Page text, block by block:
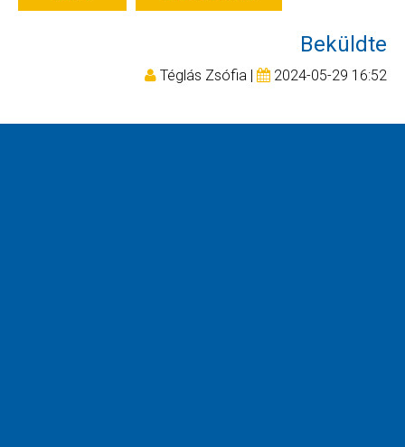
Beküldte
Téglás Zsófia | 2024-05-29 16:52